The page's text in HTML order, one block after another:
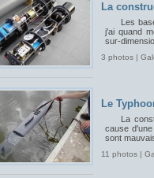
La
Les
j'ai quand
sur-
3 photos |
Le
La
cause
sont
11 photos |